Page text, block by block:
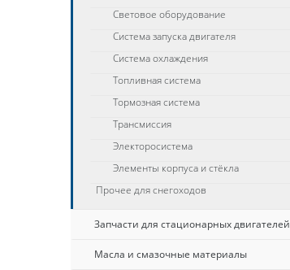
Световое оборудование
Система запуска двигателя
Система охлаждения
Топливная система
Тормозная система
Трансмиссия
Электоросистема
Элементы корпуса и стёкла
Прочее для снегоходов
Запчасти для стационарных двигателей
Масла и смазочные материалы